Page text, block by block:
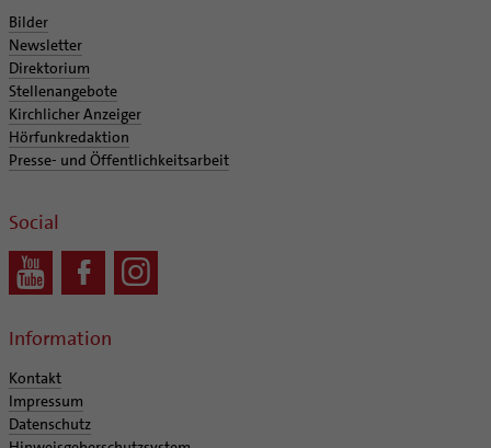
Bilder
Newsletter
Direktorium
Stellenangebote
Kirchlicher Anzeiger
Hörfunkredaktion
Presse- und Öffentlichkeitsarbeit
Social
Information
Kontakt
Impressum
Datenschutz